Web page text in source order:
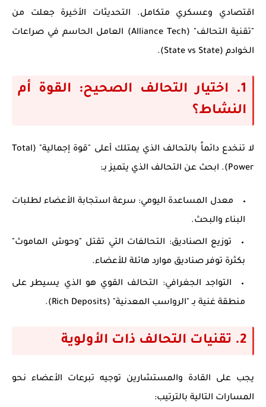
اقتصادي وعسكري متكامل. التحديثات الأخيرة جعلت من
"تقنية التحالف" (Alliance Tech) العامل الحاسم في صراعات
الخوادم (State vs State).
1. اختيار التحالف الصحيح: القوة أم
النشاط؟
لا تنخدع دائماً بالتحالف الذي يمتلك أعلى "قوة إجمالية" (Total
Power). ابحث عن التحالف الذي يتميز بـ:
معدل المساعدة اليومي: سرعة استجابة الأعضاء لطلبات
البناء والبحث.
توزيع الصناديق: التحالفات التي تقتل "وحوش الماموث"
بكثرة توفر صناديق موارد هائلة للأعضاء.
التواجد الجغرافي: التحالف القوي هو الذي يسيطر على
منطقة غنية بـ "الرواسب المعدنية" (Rich Deposits).
2. تقنيات التحالف ذات الأولوية
يجب على القادة والمستشارين توجيه تبرعات الأعضاء نحو
المسارات التالية بالترتيب: